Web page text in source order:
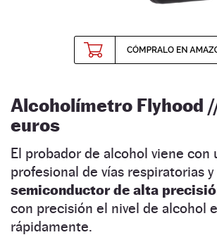
Alcoholímetro Flyhood
euros
El probador de alcohol viene con
profesional de vías respiratorias y
semiconductor de alta
con precisión el nivel de alcohol
rápidamente.